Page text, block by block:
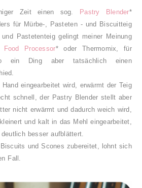
Zeit einen sog. Pastry Blender*
für Mürbe-, Pasteten - und Biscuitteig
Pastetenteig gelingt meiner Meinung
Food Processor* oder Thermomix, für
ein Ding aber tatsächlich einen
eingearbeitet wird, erwärmt der Teig
schnell, der Pastry Blender stellt aber
nicht erwärmt und dadurch weich wird,
und kalt in das Mehl eingearbeitet,
besser aufblättert.
und Scones zubereitet, lohnt sich
Fall.